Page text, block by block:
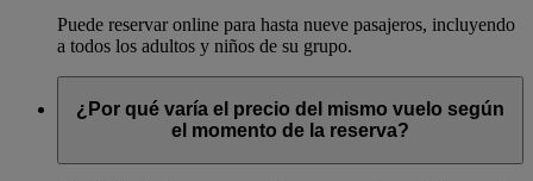
Puede reservar online para hasta nueve pasajeros, incluyendo
a todos los adultos y niños de su grupo.
¿Por qué varía el precio del mismo vuelo según
el momento de la reserva?